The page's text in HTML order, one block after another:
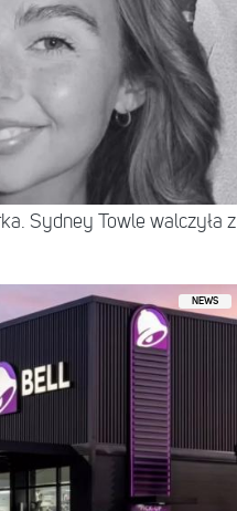
Sydney Towle walczyła z
NEWS